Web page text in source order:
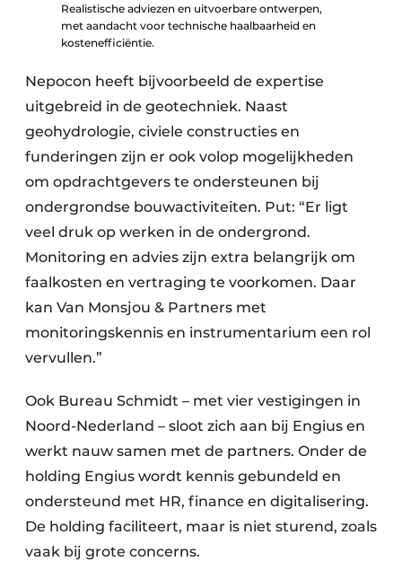
Realistische adviezen en uitvoerbare ontwerpen,
met aandacht voor technische haalbaarheid en
kostenefficiëntie.
Nepocon heeft bijvoorbeeld de expertise
uitgebreid in de geotechniek. Naast
geohydrologie, civiele constructies en
funderingen zijn er ook volop mogelijkheden
om opdrachtgevers te ondersteunen bij
ondergrondse bouwactiviteiten. Put: “Er ligt
veel druk op werken in de ondergrond.
Monitoring en advies zijn extra belangrijk om
faalkosten en vertraging te voorkomen. Daar
kan Van Monsjou & Partners met
monitoringskennis en instrumentarium een rol
vervullen.”
Ook Bureau Schmidt – met vier vestigingen in
Noord-Nederland – sloot zich aan bij Engius en
werkt nauw samen met de partners. Onder de
holding Engius wordt kennis gebundeld en
ondersteund met HR, finance en digitalisering.
De holding faciliteert, maar is niet sturend, zoals
vaak bij grote concerns.